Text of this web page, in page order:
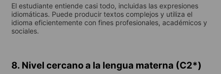
El estudiante entiende casi todo, incluidas las expresiones
idiomáticas. Puede producir textos complejos y utiliza el
idioma eficientemente con fines profesionales, académicos y
sociales.
8. Nivel cercano a la lengua materna (C2*)